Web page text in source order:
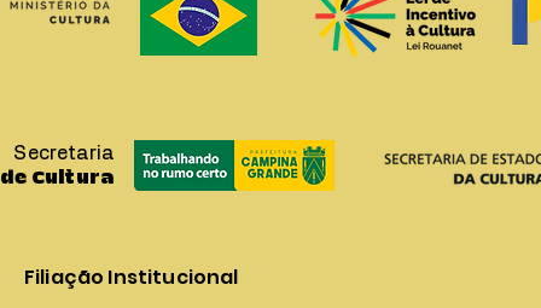
de Cultura
Secretaria
Filiação Institucional